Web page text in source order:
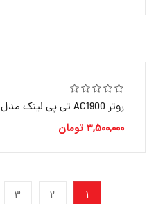
روتر AC1900 تی پی لينک مدل Archer C80
3,500,000 تومان
1
2
3